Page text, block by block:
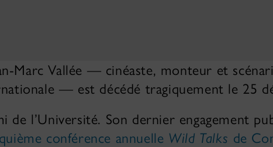
Marc Vallée — cinéaste, monteur et
— est décédé tragiquement le 25
de l’Université. Son dernier engagement
conférence annuelle Wild Talks de